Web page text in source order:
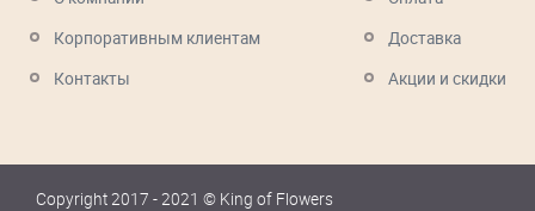
Корпоративным клиентам
Контакты
Доставка
Акции и скидки
Copyright 2017 - 2021 © King of Flowers